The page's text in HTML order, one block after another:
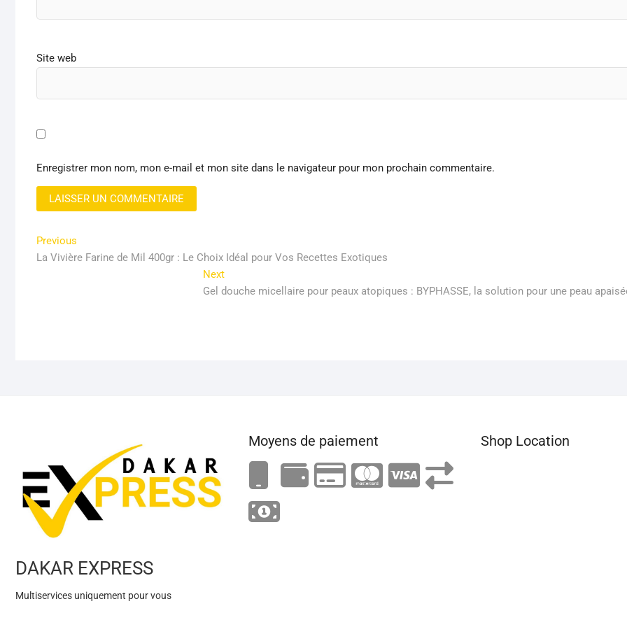
Site web
Enregistrer mon nom, mon e-mail et mon site dans le navigateur pour mon prochain commentaire.
Navigation
de
Previous
post:
La Vivière Farine de Mil 400gr : Le Choix Idéal pour Vos Recettes Exotiques
NextNext
post:
Gel douche micellaire pour peaux atopiques : BYPHASSE, la solution pour une peau
DAKAR EXPRESS
Multiservices uniquement pour vous
Moyens de paiement Shop Location